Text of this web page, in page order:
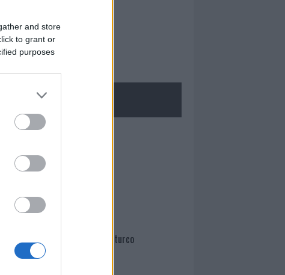
and store
to grant or
purposes
NECROLOGIE
Martina Agostina Diturco